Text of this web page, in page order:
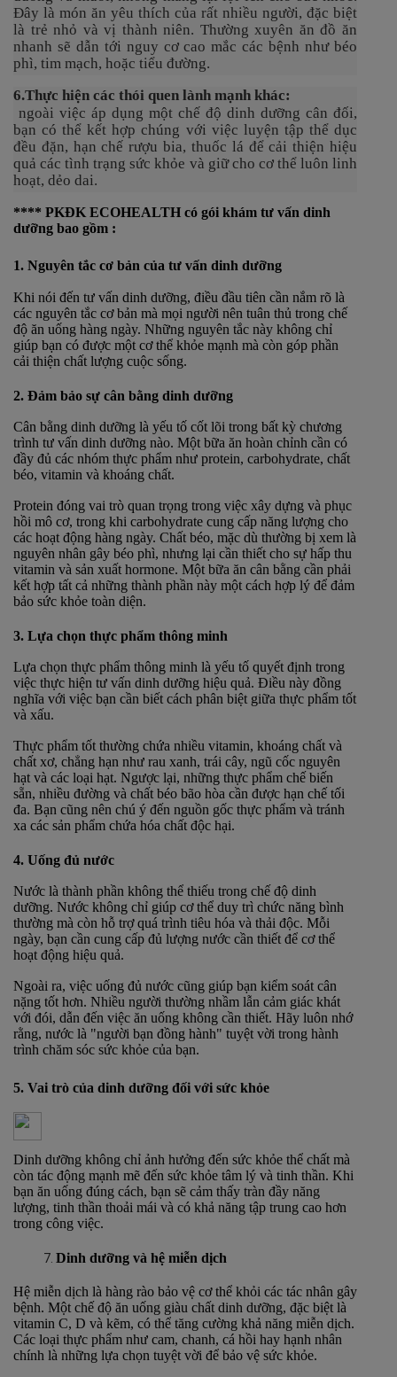
Đây là món ăn yêu thích của rất nhiều người, đặc biệt
là trẻ nhỏ và vị thành niên. Thường xuyên ăn đồ ăn
nhanh sẽ dẫn tới nguy cơ cao mắc các bệnh như béo
phì, tim mạch, hoặc tiểu đường.
6.Thực hiện các thói quen lành mạnh khác:
ngoài việc áp dụng một chế độ dinh dưỡng cân đối,
bạn có thể kết hợp chúng với việc luyện tập thể dục
đều đặn, hạn chế rượu bia, thuốc lá để cải thiện hiệu
quả các tình trạng sức khỏe và giữ cho cơ thể luôn linh
hoạt, dẻo dai.
**** PKĐK ECOHEALTH có gói khám tư vấn dinh
dưỡng bao gồm :
1. Nguyên tắc cơ bản của tư vấn dinh dưỡng
Khi nói đến tư vấn dinh dưỡng, điều đầu tiên cần nắm rõ là
các nguyên tắc cơ bản mà mọi người nên tuân thủ trong chế
độ ăn uống hàng ngày. Những nguyên tắc này không chỉ
giúp bạn có được một cơ thể khỏe mạnh mà còn góp phần
cải thiện chất lượng cuộc sống.
2. Đảm bảo sự cân bằng dinh dưỡng
Cân bằng dinh dưỡng là yếu tố cốt lõi trong bất kỳ chương
trình tư vấn dinh dưỡng nào. Một bữa ăn hoàn chỉnh cần có
đầy đủ các nhóm thực phẩm như protein, carbohydrate, chất
béo, vitamin và khoáng chất.
Protein đóng vai trò quan trọng trong việc xây dựng và phục
hồi mô cơ, trong khi carbohydrate cung cấp năng lượng cho
các hoạt động hàng ngày. Chất béo, mặc dù thường bị xem là
nguyên nhân gây béo phì, nhưng lại cần thiết cho sự hấp thu
vitamin và sản xuất hormone. Một bữa ăn cân bằng cần phải
kết hợp tất cả những thành phần này một cách hợp lý để đảm
bảo sức khỏe toàn diện.
3. Lựa chọn thực phẩm thông minh
Lựa chọn thực phẩm thông minh là yếu tố quyết định trong
việc thực hiện tư vấn dinh dưỡng hiệu quả. Điều này đồng
nghĩa với việc bạn cần biết cách phân biệt giữa thực phẩm tốt
và xấu.
Thực phẩm tốt thường chứa nhiều vitamin, khoáng chất và
chất xơ, chẳng hạn như rau xanh, trái cây, ngũ cốc nguyên
hạt và các loại hạt. Ngược lại, những thực phẩm chế biến
sẵn, nhiều đường và chất béo bão hòa cần được hạn chế tối
đa. Bạn cũng nên chú ý đến nguồn gốc thực phẩm và tránh
xa các sản phẩm chứa hóa chất độc hại.
4. Uống đủ nước
Nước là thành phần không thể thiếu trong chế độ dinh
dưỡng. Nước không chỉ giúp cơ thể duy trì chức năng bình
thường mà còn hỗ trợ quá trình tiêu hóa và thải độc. Mỗi
ngày, bạn cần cung cấp đủ lượng nước cần thiết để cơ thể
hoạt động hiệu quả.
Ngoài ra, việc uống đủ nước cũng giúp bạn kiểm soát cân
nặng tốt hơn. Nhiều người thường nhầm lẫn cảm giác khát
với đói, dẫn đến việc ăn uống không cần thiết. Hãy luôn nhớ
rằng, nước là "người bạn đồng hành" tuyệt vời trong hành
trình chăm sóc sức khỏe của bạn.
5. Vai trò của dinh dưỡng đối với sức khỏe
Dinh dưỡng không chỉ ảnh hưởng đến sức khỏe thể chất mà
còn tác động mạnh mẽ đến sức khỏe tâm lý và tinh thần. Khi
bạn ăn uống đúng cách, bạn sẽ cảm thấy tràn đầy năng
lượng, tinh thần thoải mái và có khả năng tập trung cao hơn
trong công việc.
Dinh dưỡng và hệ miễn dịch
Hệ miễn dịch là hàng rào bảo vệ cơ thể khỏi các tác nhân gây
bệnh. Một chế độ ăn uống giàu chất dinh dưỡng, đặc biệt là
vitamin C, D và kẽm, có thể tăng cường khả năng miễn dịch.
Các loại thực phẩm như cam, chanh, cá hồi hay hạnh nhân
chính là những lựa chọn tuyệt vời để bảo vệ sức khỏe.